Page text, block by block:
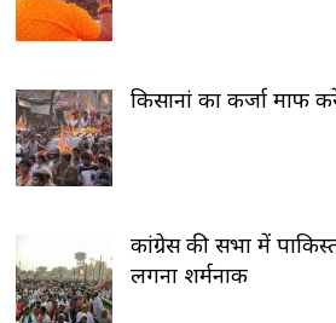
किसानां का कर्जा माफ
कांग्रेस की सभा में
लगना शर्मनाक